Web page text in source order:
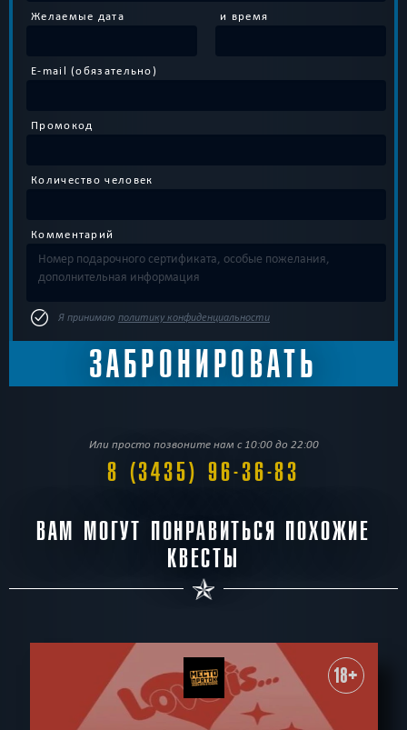
Желаемые дата и время
E-mail (обязательно)
Промокод
Количество человек
Комментарий
Я принимаю политику конфиденциальности
Или просто позвоните нам с 10:00 до 22:00
8 (3435) 96-36-83
ВАМ МОГУТ ПОНРАВИТЬСЯ ПОХОЖИЕ
КВЕСТЫ
18+